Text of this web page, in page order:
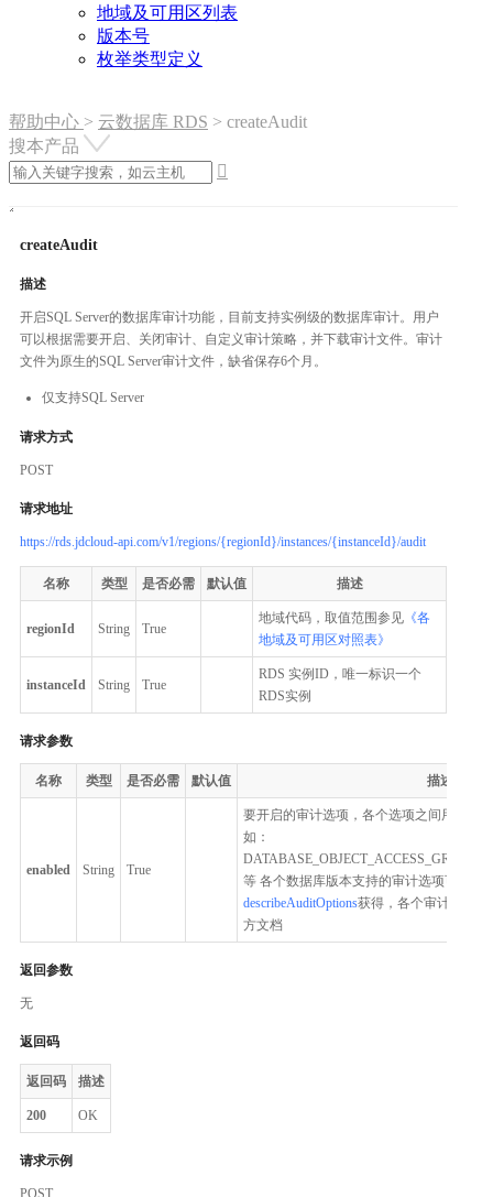
地域及可用区列表
版本号
枚举类型定义
帮助中心 > 云数据库 RDS > createAudit
搜本产品

createAudit
描述
开启SQL Server的数据库审计功能，目前支持实例级的数据库审计。用户
可以根据需要开启、关闭审计、自定义审计策略，并下载审计文件。审计
文件为原生的SQL Server审计文件，缺省保存6个月。
仅支持SQL Server
请求方式
POST
请求地址
https://rds.jdcloud-api.com/v1/regions/{regionId}/instances/{instanceId}/audit
名称 类型 是否必需 默认值 描述
regionId String True
地域代码，取值范围参见 《各
地域及可用区对照表》
instanceId String True
RDS 实例ID，唯一标识一个
RDS实例
请求参数
名称 类型 是否必需 默认值 描述
enabled String True
要开启的审计选项，各个选项之间用英文
如：
等 各个数据库版本支持的审计选项可以通
describeAuditOptions获得，各个审计项的
方文档
返回参数
无
返回码
返回码 描述
200 OK
请求示例
POST